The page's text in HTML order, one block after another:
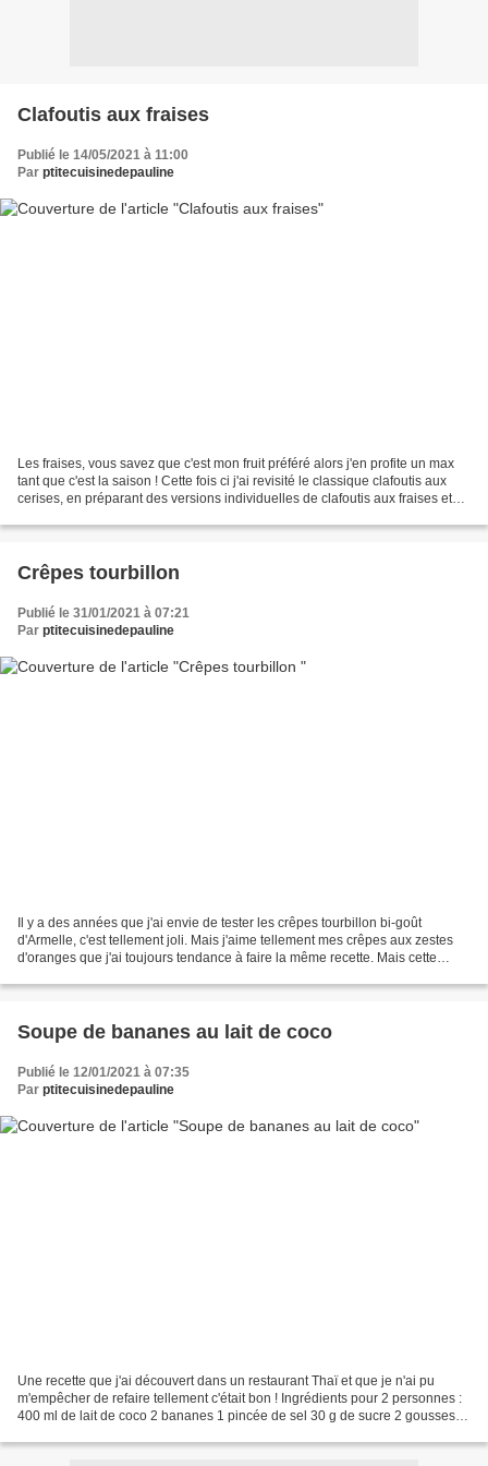
Clafoutis aux fraises
Publié le 14/05/2021 à 11:00
Par ptitecuisinedepauline
Les fraises, vous savez que c'est mon fruit préféré alors j'en profite un max
tant que c'est la saison ! Cette fois ci j'ai revisité le classique clafoutis aux
cerises, en préparant des versions individuelles de clafoutis aux fraises et
Crêpes tourbillon
Publié le 31/01/2021 à 07:21
Par ptitecuisinedepauline
Il y a des années que j'ai envie de tester les crêpes tourbillon bi-goût
d'Armelle, c'est tellement joli. Mais j'aime tellement mes crêpes aux zestes
d'oranges que j'ai toujours tendance à faire la même recette. Mais cette
Soupe de bananes au lait de coco
Publié le 12/01/2021 à 07:35
Par ptitecuisinedepauline
Une recette que j'ai découvert dans un restaurant Thaï et que je n'ai pu
m'empêcher de refaire tellement c'était bon ! Ingrédients pour 2 personnes :
400 ml de lait de coco 2 bananes 1 pincée de sel 30 g de sucre 2 gousses